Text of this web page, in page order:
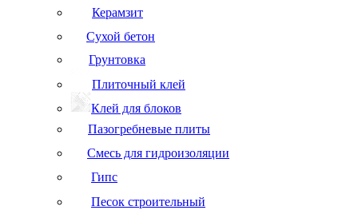
Керамзит
Сухой бетон
Грунтовка
Плиточный клей
Клей для блоков
Пазогребневые плиты
Смесь для гидроизоляции
Гипс
Песок строительный